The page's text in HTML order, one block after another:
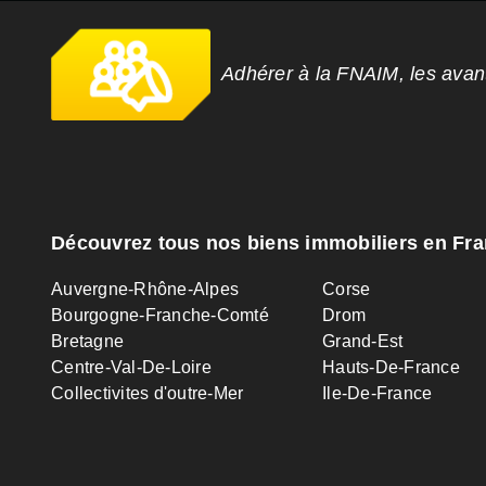
Adhérer à la FNAIM, les
Découvrez tous nos biens immobiliers en
Auvergne-Rhône-Alpes
Bourgogne-Franche-Comté
Bretagne
Centre-Val-De-Loire
Collectivites d'outre-Mer
Corse
Drom
Grand-Est
Hauts-De-France
Ile-De-France